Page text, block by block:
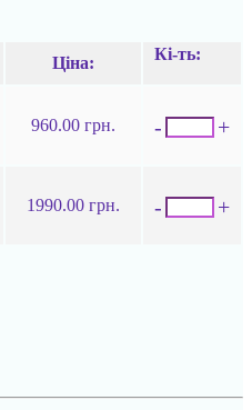
Ціна:
Кі-ть:
960.00 грн. - +
1990.00 грн. - +